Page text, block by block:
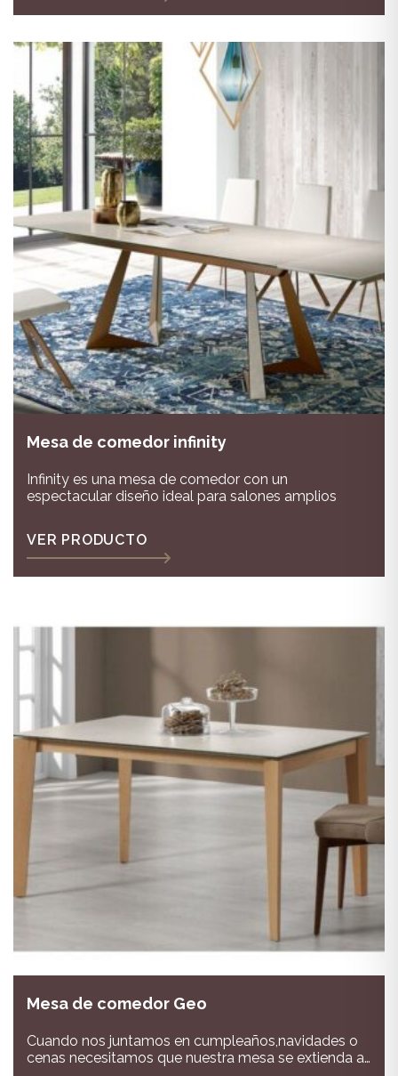
Mesa de comedor infinity
Infinity es una mesa de comedor con un
espectacular diseño ideal para salones amplios
VER PRODUCTO
Mesa de comedor Geo
Cuando nos juntamos en cumpleaños,navidades o
cenas necesitamos que nuestra mesa se extienda a